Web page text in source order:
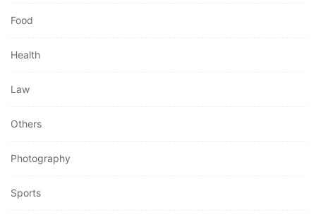
Food
Health
Law
Others
Photography
Sports